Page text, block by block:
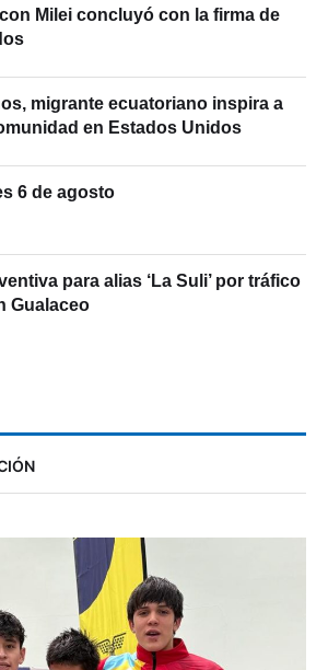
Milei concluyó con la firma de
migrante ecuatoriano inspira a
en Estados Unidos
6 de agosto
para alias ‘La Suli’ por tráfico
Gualaceo